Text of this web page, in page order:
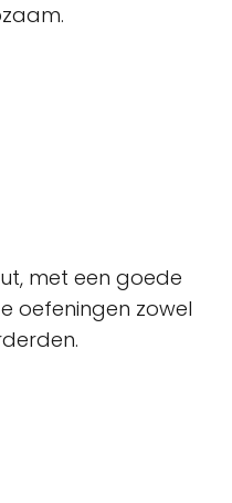
met een goede
oefeningen zowel